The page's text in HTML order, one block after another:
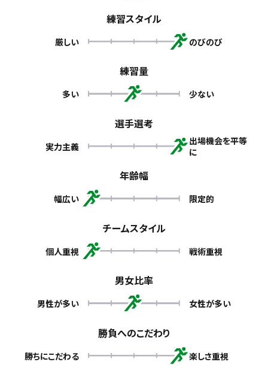
練習スタイル
厳しい のびのび
練習量
多い 少ない
選手選考
実力主義
出場機会を平等
に
年齢幅
幅広い 限定的
チームスタイル
個人重視 戦術重視
男女比率
男性が多い 女性が多い
勝負へのこだわり
勝ちにこだわる 楽しさ重視